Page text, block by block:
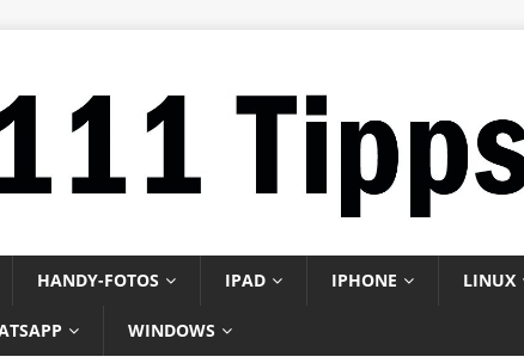
HANDY-FOTOS IPAD IPHONE LINUX
WINDOWS